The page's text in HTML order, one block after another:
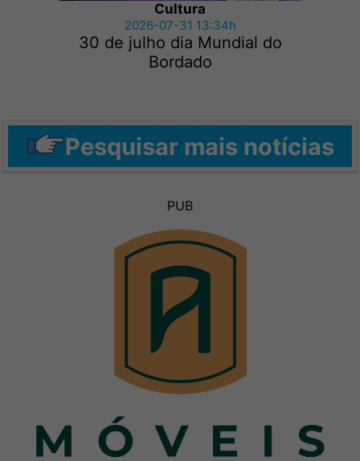
Cultura
2026-07-31 13:34h
30 de julho dia Mundial do
Bordado
Pesquisar mais notícias
PUB